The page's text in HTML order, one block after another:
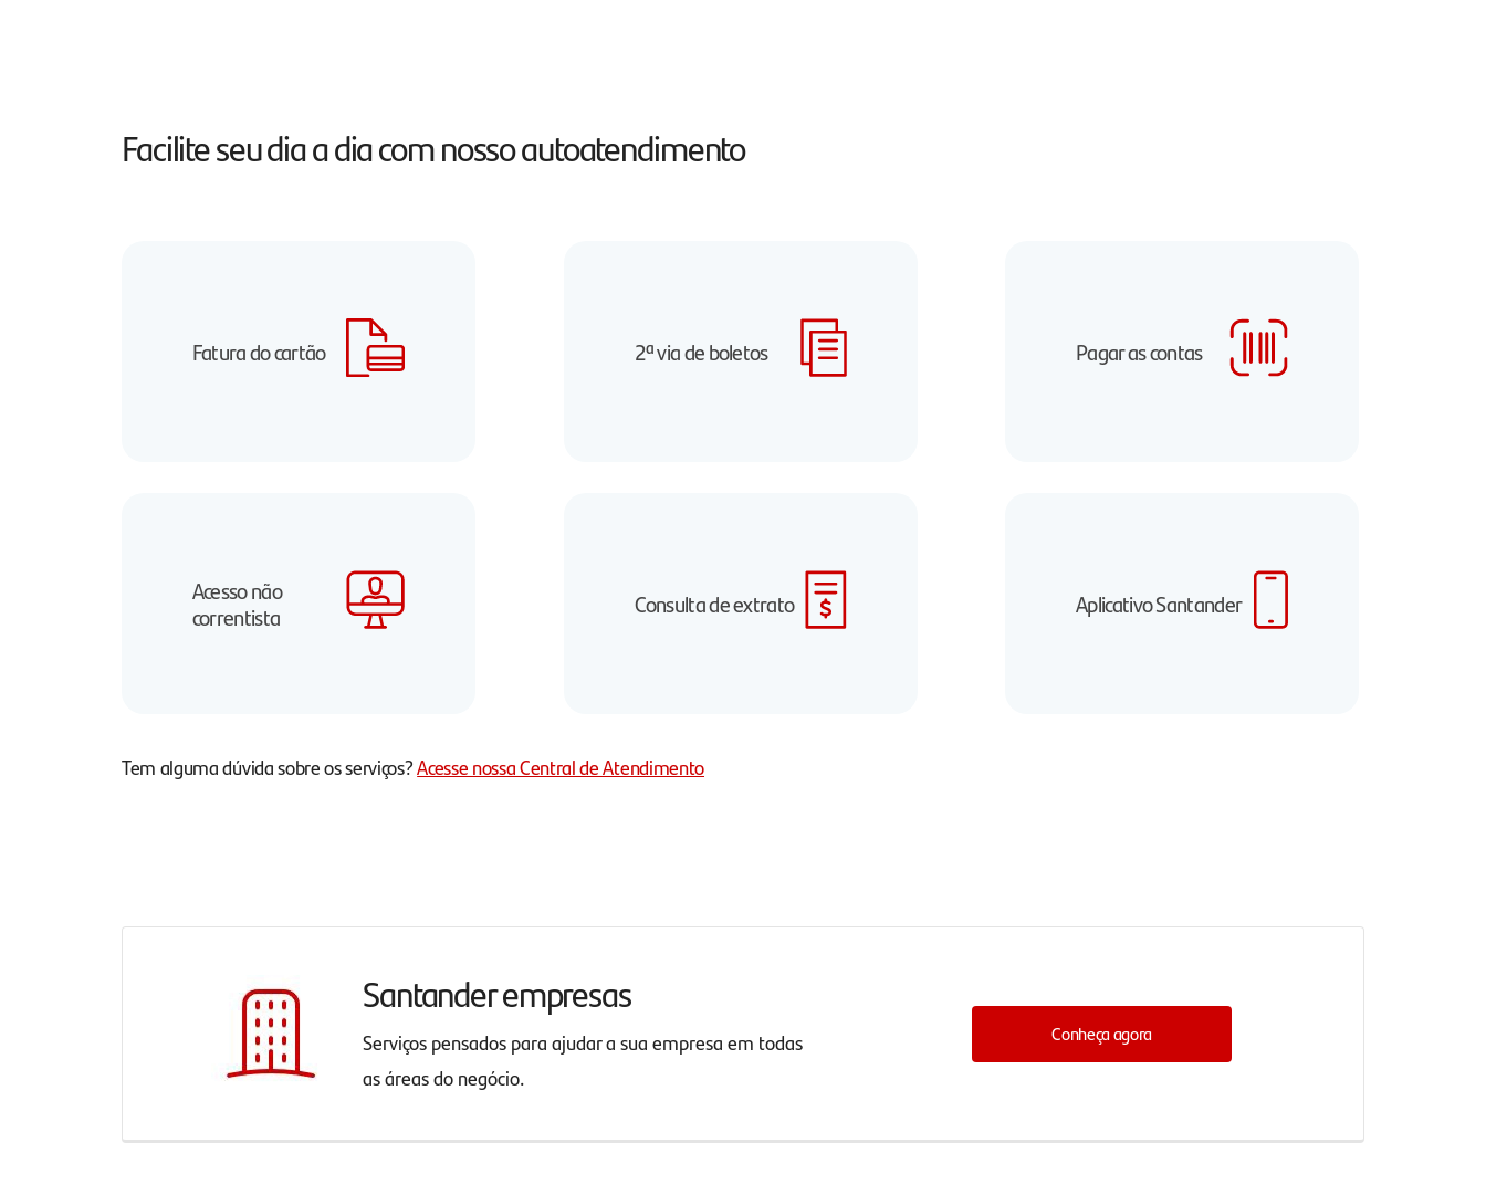
Facilite seu dia a dia com nosso autoatendimento
Fatura do cartão 2ª via de boletos Pagar as contas
Acesso não
correntista
Consulta de extrato Aplicativo Santander
Tem alguma dúvida sobre os serviços?Acesse nossa Central de Atendimento
Santander empresas
Serviços pensados para ajudar a sua empresa em todas
as áreas do negócio.
Conheça agora